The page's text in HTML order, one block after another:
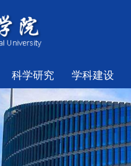
科学研究 学科建设